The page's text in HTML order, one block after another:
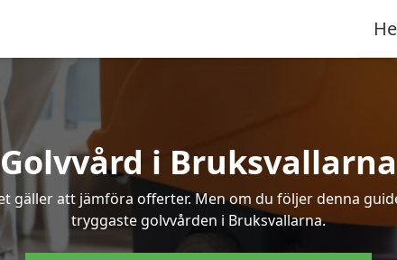
Golvvård i Bruksvallarna
gäller att jämföra offerter. Men om du följer denna
tryggaste golvvården i Bruksvallarna.